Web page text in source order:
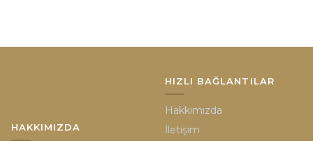
HAKKIMIZDA
HIZLI BAĞLANTILAR
Hakkımızda
İletişim